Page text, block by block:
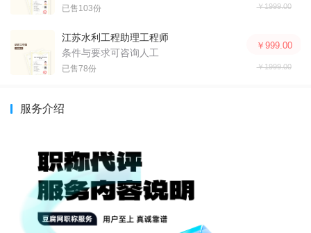
已售103份 ￥1999.00
江苏水利工程助理工程师评审服务
条件与要求可咨询人工
已售78份
￥999.00
￥1999.00
服务介绍